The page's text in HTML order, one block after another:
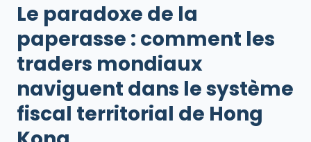
Le paradoxe de la
paperasse : comment les
traders mondiaux
naviguent dans le système
fiscal territorial de Hong